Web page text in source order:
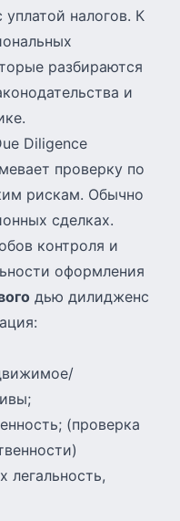
налогов. К
разбираются
и
Diligence
проверку по
рискам. Обычно
сделках.
контроля и
оформления
дью дилидженс
; (проверка
легальность,